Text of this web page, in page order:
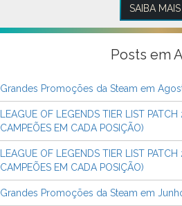
SAIBA MAIS
Posts em
Grandes Promoções da Steam em
LEAGUE OF LEGENDS TIER LIST
CAMPEÕES EM CADA POSIÇÃO)
LEAGUE OF LEGENDS TIER LIST
CAMPEÕES EM CADA POSIÇÃO)
Grandes Promoções da Steam em